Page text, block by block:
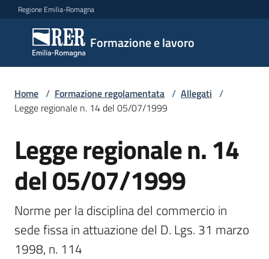
Vai al contenuto
Vai alla navigazione
Vai al footer
Regione Emilia-Romagna
Formazione e lavoro
Formazione
e lavoro
Argomenti
Novità
Servizi
Leggi
Home / Formazione regolamentata / Allegati /
Legge regionale n. 14 del 05/07/1999
Legge regionale n. 14
del 05/07/1999
Norme per la disciplina del commercio in
sede fissa in attuazione del D. Lgs. 31 marzo
1998, n. 114